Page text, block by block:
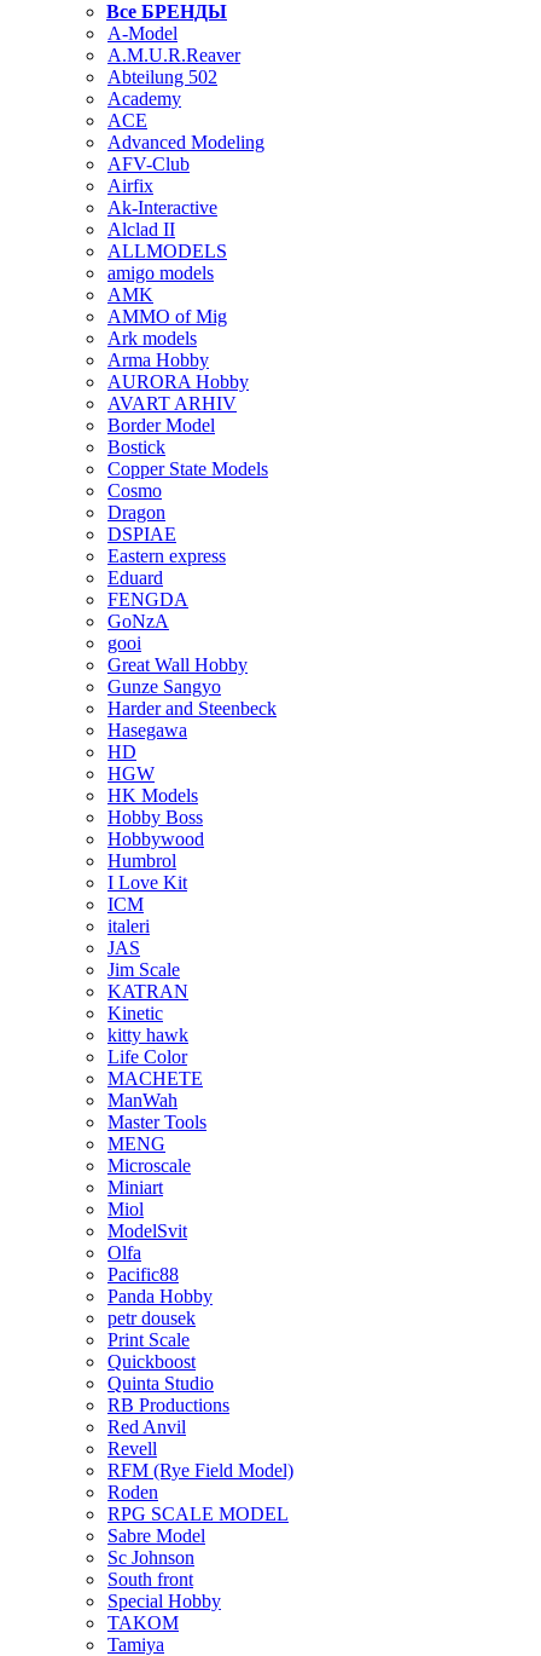
Все БРЕНДЫ
A-Model
A.M.U.R.Reaver
Abteilung 502
Academy
ACE
Advanced Modeling
AFV-Club
Airfix
Ak-Interactive
Alclad II
ALLMODELS
amigo models
AMK
AMMO of Mig
Ark models
Arma Hobby
AURORA Hobby
AVART ARHIV
Border Model
Bostick
Copper State Models
Cosmo
Dragon
DSPIAE
Eastern express
Eduard
FENGDA
GoNzA
gooi
Great Wall Hobby
Gunze Sangyo
Harder and Steenbeck
Hasegawa
HD
HGW
HK Models
Hobby Boss
Hobbywood
Humbrol
I Love Kit
ICM
italeri
JAS
Jim Scale
KATRAN
Kinetic
kitty hawk
Life Color
MACHETE
ManWah
Master Tools
MENG
Microscale
Miniart
Miol
ModelSvit
Olfa
Pacific88
Panda Hobby
petr dousek
Print Scale
Quickboost
Quinta Studio
RB Productions
Red Anvil
Revell
RFM (Rye Field Model)
Roden
RPG SCALE MODEL
Sabre Model
Sc Johnson
South front
Special Hobby
TAKOM
Tamiya